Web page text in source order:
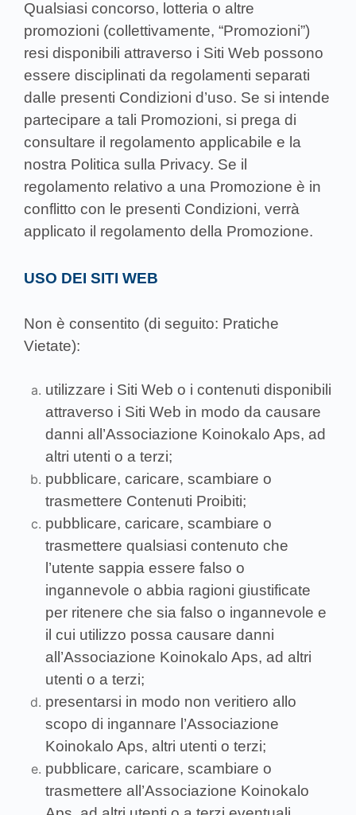
Qualsiasi concorso, lotteria o altre
promozioni (collettivamente, “Promozioni”)
resi disponibili attraverso i Siti Web possono
essere disciplinati da regolamenti separati
dalle presenti Condizioni d’uso. Se si intende
partecipare a tali Promozioni, si prega di
consultare il regolamento applicabile e la
nostra Politica sulla Privacy. Se il
regolamento relativo a una Promozione è in
conflitto con le presenti Condizioni, verrà
applicato il regolamento della Promozione.
USO DEI SITI WEB
Non è consentito (di seguito: Pratiche
Vietate):
utilizzare i Siti Web o i contenuti disponibili
attraverso i Siti Web in modo da causare
danni all’Associazione Koinokalo Aps, ad
altri utenti o a terzi;
pubblicare, caricare, scambiare o
trasmettere Contenuti Proibiti;
pubblicare, caricare, scambiare o
trasmettere qualsiasi contenuto che
l’utente sappia essere falso o
ingannevole o abbia ragioni giustificate
per ritenere che sia falso o ingannevole e
il cui utilizzo possa causare danni
all’Associazione Koinokalo Aps, ad altri
utenti o a terzi;
presentarsi in modo non veritiero allo
scopo di ingannare l’Associazione
Koinokalo Aps, altri utenti o terzi;
pubblicare, caricare, scambiare o
trasmettere all’Associazione Koinokalo